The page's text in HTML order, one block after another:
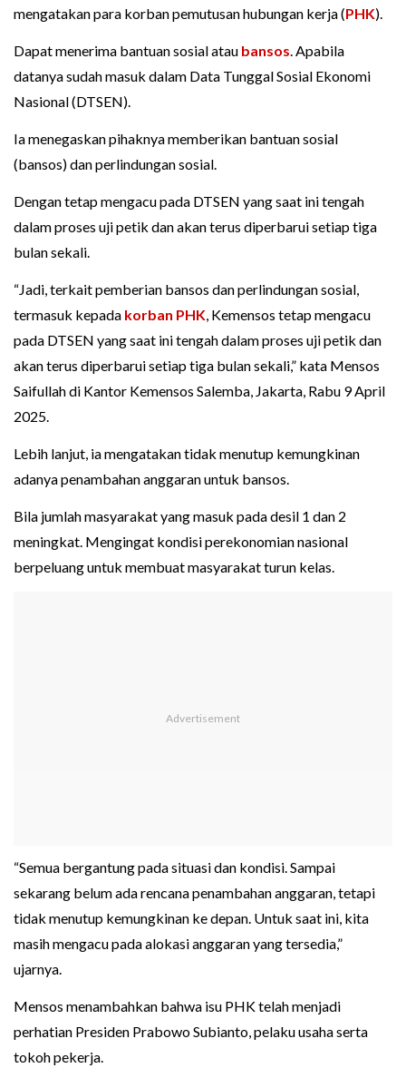
mengatakan para korban pemutusan hubungan kerja (PHK).
Dapat menerima bantuan sosial atau bansos. Apabila
datanya sudah masuk dalam Data Tunggal Sosial Ekonomi
Nasional (DTSEN).
Ia menegaskan pihaknya memberikan bantuan sosial
(bansos) dan perlindungan sosial.
Dengan tetap mengacu pada DTSEN yang saat ini tengah
dalam proses uji petik dan akan terus diperbarui setiap tiga
bulan sekali.
“Jadi, terkait pemberian bansos dan perlindungan sosial,
termasuk kepada korban PHK, Kemensos tetap mengacu
pada DTSEN yang saat ini tengah dalam proses uji petik dan
akan terus diperbarui setiap tiga bulan sekali,” kata Mensos
Saifullah di Kantor Kemensos Salemba, Jakarta, Rabu 9 April
2025.
Lebih lanjut, ia mengatakan tidak menutup kemungkinan
adanya penambahan anggaran untuk bansos.
Bila jumlah masyarakat yang masuk pada desil 1 dan 2
meningkat. Mengingat kondisi perekonomian nasional
berpeluang untuk membuat masyarakat turun kelas.
“Semua bergantung pada situasi dan kondisi. Sampai
sekarang belum ada rencana penambahan anggaran, tetapi
tidak menutup kemungkinan ke depan. Untuk saat ini, kita
masih mengacu pada alokasi anggaran yang tersedia,”
ujarnya.
Mensos menambahkan bahwa isu PHK telah menjadi
perhatian Presiden Prabowo Subianto, pelaku usaha serta
tokoh pekerja.